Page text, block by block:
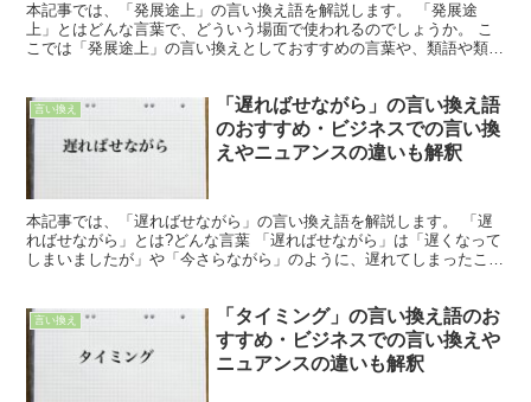
本記事では、「発展途上」の言い換え語を解説します。 「発展途
上」とはどんな言葉で、どういう場面で使われるのでしょうか。 こ
こでは「発展途上」の言い換えとしておすすめの言葉や、類語や類義
言い換え
「遅ればせながら」の言い換え語
のおすすめ・ビジネスでの言い換
えやニュアンスの違いも解釈
本記事では、「遅ればせながら」の言い換え語を解説します。 「遅
ればせながら」とは?どんな言葉 「遅ればせながら」は「遅くなって
しまいましたが」や「今さらながら」のように、遅れてしまったこと
言い換え
「タイミング」の言い換え語のお
すすめ・ビジネスでの言い換えや
ニュアンスの違いも解釈